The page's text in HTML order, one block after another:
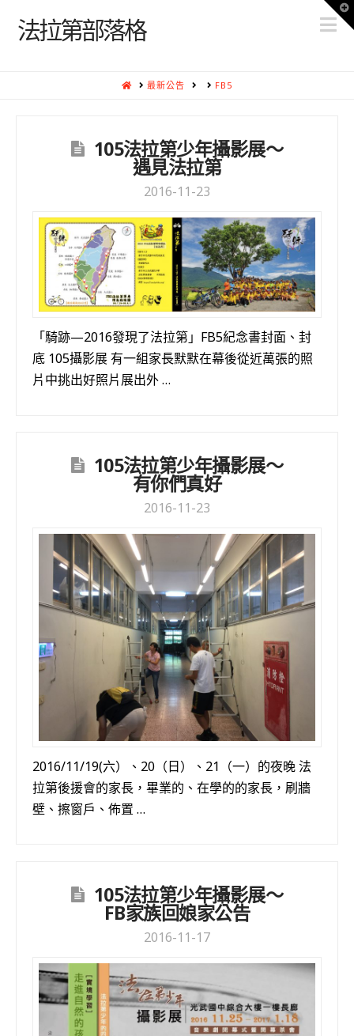
法拉第部落格
HOME最新公告 FB5
105法拉第少年攝影展～
遇見法拉第
2016-11-23
「騎跡—2016發現了法拉第」FB5紀念書封面、封
底 105攝影展 有一組家長默默在幕後從近萬張的照
片中挑出好照片展出外 …
105法拉第少年攝影展～
有你們真好
2016-11-23
2016/11/19(六）、20（日）、21（一）的夜晚 法
拉第後援會的家長，畢業的、在學的的家長，刷牆
壁、擦窗戶、佈置 …
105法拉第少年攝影展～
FB家族回娘家公告
2016-11-17